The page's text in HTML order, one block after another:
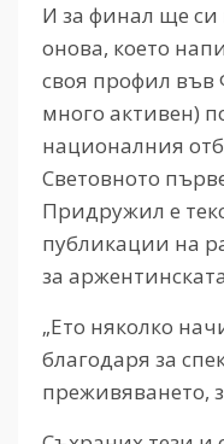
И за финал ще си
онова, което
своя профил във
много активен)
националния
Световното
Придружил е
публикации на
за
„Ето няколко
благодаря за
преживяването,